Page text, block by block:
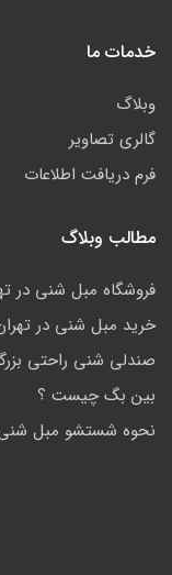
خدمات ما
وبلاگ
گالری تصاویر
فرم دریافت اطلاعات
مطالب وبلاگ
فروشگاه مبل شنی در
خرید مبل شنی در
صندلی شنی راحتی
بین بگ چیست ؟
نحوه شستشو مبل